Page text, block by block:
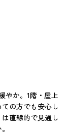
やか。1階・屋上
の方でも安心し
直線的で見通し